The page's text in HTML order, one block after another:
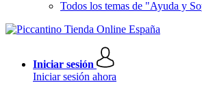
Todos los temas de "Ayuda y
Iniciar sesión
Iniciar sesión ahora